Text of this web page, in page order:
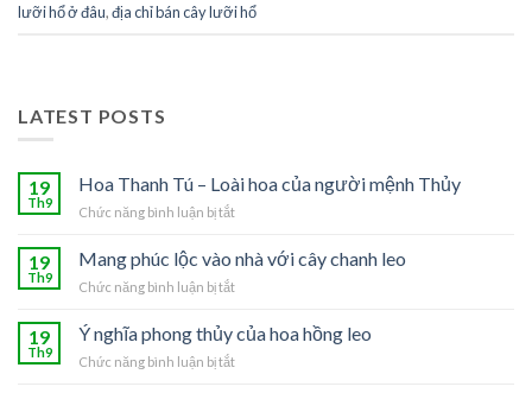
lưỡi hổ ở đâu,địa chỉ bán cây lưỡi hổ
LATEST POSTS
19
Th9
Hoa Thanh Tú – Loài hoa của người mệnh Thủy
Chức năng bình luận bị tắt
Thanh
hoa
19
Th9
Mang phúc lộc vào nhà với cây chanh leo
Chức năng bình luận bị tắt
phúc
19
Th9
Ý nghĩa phong thủy của hoa hồng leo
Chức năng bình luận bị tắt